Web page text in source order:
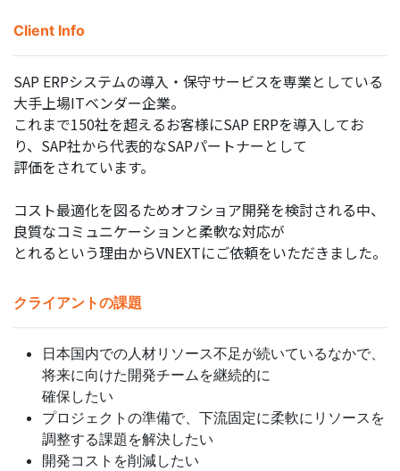
Client Info
SAP ERPシステムの導入・保守サービスを専業としている
大手上場ITベンダー企業。
これまで150社を超えるお客様にSAP ERPを導入してお
り、SAP社から代表的なSAPパートナーとして
評価をされています。
コスト最適化を図るためオフショア開発を検討される中、
良質なコミュニケーションと柔軟な対応が
とれるという理由からVNEXTにご依頼をいただきました。
クライアントの課題
日本国内での人材リソース不足が続いているなかで、
将来に向けた開発チームを継続的に
確保したい
プロジェクトの準備で、下流固定に柔軟にリソースを
調整する課題を解決したい
開発コストを削減したい